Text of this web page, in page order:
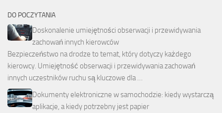
DO POCZYTANIA
Doskonalenie umiejętności obserwacji i przewidywania
zachowań innych kierowców
Bezpieczeństwo na drodze to temat, który dotyczy każdego
kierowcy. Umiejętność obserwacji i przewidywania zachowań
innych uczestników ruchu są kluczowe dla …
Dokumenty elektroniczne w samochodzie: kiedy wystarczą
aplikacje, a kiedy potrzebny jest papier